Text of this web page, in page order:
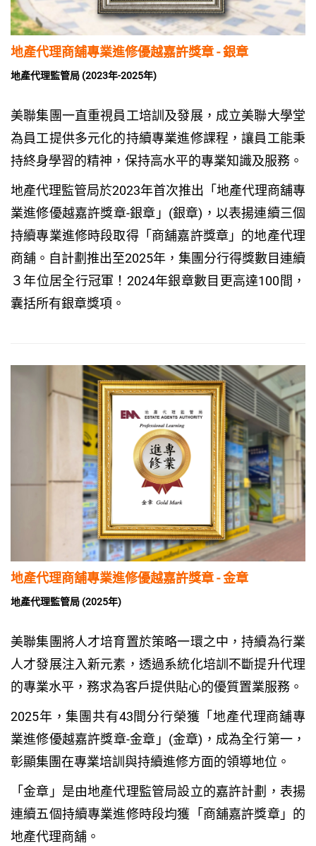
地產代理商舖專業進修優越嘉許獎章 - 銀章
地產代理監管局 (2023年-2025年)
美聯集團一直重視員工培訓及發展，成立美聯大學堂
為員工提供多元化的持續專業進修課程，讓員工能秉
持終身學習的精神，保持高水平的專業知識及服務。
地產代理監管局於2023年首次推出「地產代理商舖專
業進修優越嘉許獎章-銀章」(銀章)，以表揚連續三個
持續專業進修時段取得「商舖嘉許獎章」的地產代理
商舖。自計劃推出至2025年，集團分行得獎數目連續
３年位居全行冠軍！2024年銀章數目更高達100間，
囊括所有銀章獎項。
地產代理商舖專業進修優越嘉許獎章 - 金章
地產代理監管局 (2025年)
美聯集團將人才培育置於策略一環之中，持續為行業
人才發展注入新元素，透過系統化培訓不斷提升代理
的專業水平，務求為客戶提供貼心的優質置業服務。
2025年，集團共有43間分行榮獲「地產代理商舖專
業進修優越嘉許獎章-金章」(金章)，成為全行第一，
彰顯集團在專業培訓與持續進修方面的領導地位。
「金章」是由地產代理監管局設立的嘉許計劃，表揚
連續五個持續專業進修時段均獲「商舖嘉許獎章」的
地產代理商舖。